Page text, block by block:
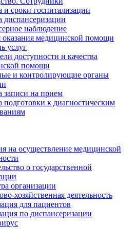
и сроки госпитализации
диспансеризации
наблюдение
оказания медицинской помощи
услуг
доступности и качества
помощи
и контролирующие органы
записи на прием
подготовки к диагностическим
на осуществление медицинской
о государственной
организации
хозяйственная деятельность
для пациентов
по диспансеризации